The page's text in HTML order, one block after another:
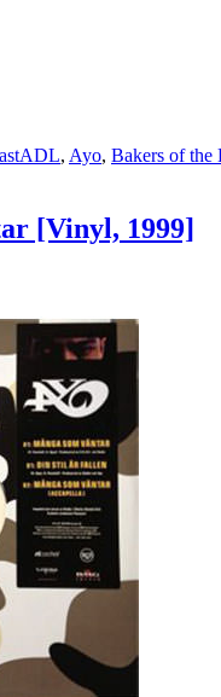
ADL, Ayo, Bakers of the
[Vinyl, 1999]